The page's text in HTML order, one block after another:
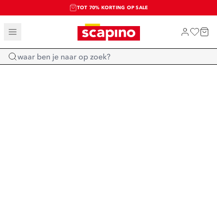
TOT 70% KORTING OP SALE
SALE: LAATSTE KANS!
SHOP NIEUW
Home